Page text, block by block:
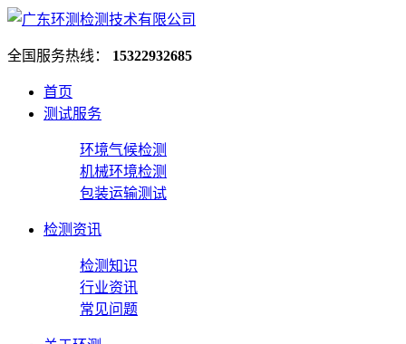
全国服务热线： 15322932685
首页
测试服务
环境气候检测
机械环境检测
包装运输测试
检测资讯
检测知识
行业资讯
常见问题